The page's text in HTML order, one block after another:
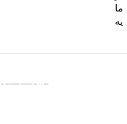
ما
یه
دسته